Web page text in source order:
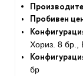
Пробивен
Хориз. 8 бр.,
бр